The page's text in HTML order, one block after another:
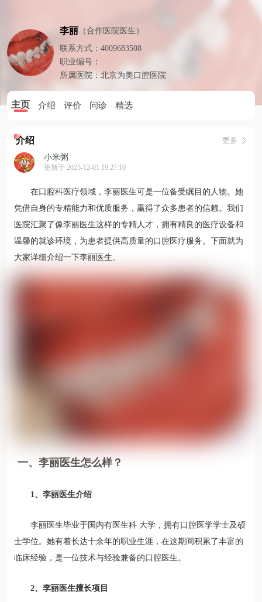
李丽 （合作医院医生）
联系方式：4009683508
职业编号：
所属医院： 北京为美口腔医院
主页 介绍 评价 问诊 精选
介绍
更多
小米粥
更新于 2025-12-01 19:27:10
在口腔科医疗领域，李丽医生可是一位备受瞩目的人物。她
凭借自身的专精能力和优质服务，赢得了众多患者的信赖。我们
医院汇聚了像李丽医生这样的专精人才，拥有精良的医疗设备和
温馨的就诊环境，为患者提供高质量的口腔医疗服务。下面就为
大家详细介绍一下李丽医生。
一、李丽医生怎么样？
1、李丽医生介绍
李丽医生毕业于国内有医生科 大学，拥有口腔医学学士及硕
士学位。她有着长达十余年的职业生涯，在这期间积累了丰富的
临床经验，是一位技术与经验兼备的口腔医生。
2、李丽医生擅长项目